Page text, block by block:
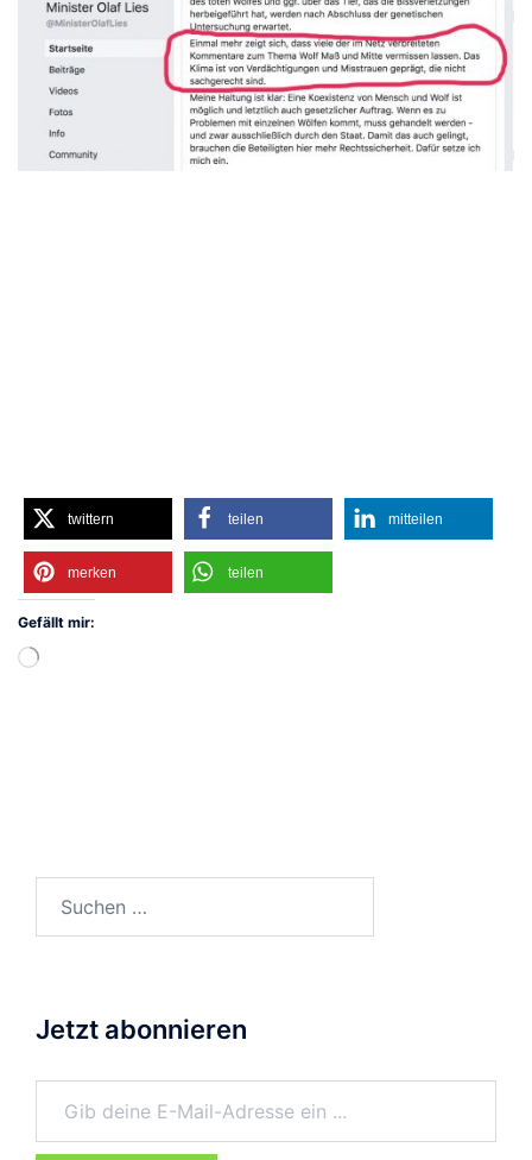
twittern teilen mitteilen
merken teilen
Gefällt mir:
Wird
nach:
Jetzt abonnieren
Gib deine E-Mail-Adresse ein ...